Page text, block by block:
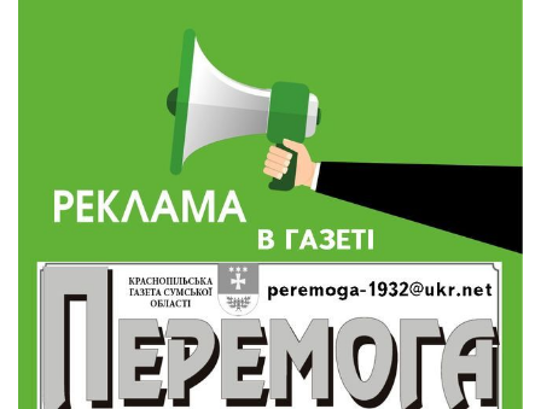
Знову біль… Знову втрата… На щиті
повертається захисник України Богдан Ємець
Обмежено придатний, але безмежно
вмотивований: Як колишній лісівник став асом
24 лип
490 пацієнтів та 15 відвіданих сіл: МБФ
«Альянс громадського здоров’я» підбив
підсумки роботи мобільних клінік у Сумській
області
Покинув безпечне життя за кордоном, щоб
захистити рідну землю: пам’яті Сергія
Балабаєнка (ВІДЕО)